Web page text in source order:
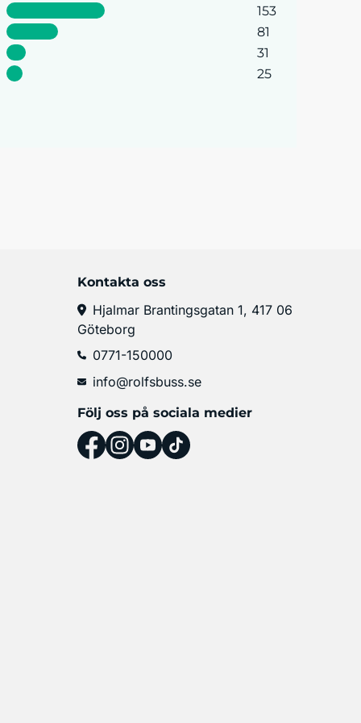
153
81
31
25
Kontakta oss
Hjalmar Brantingsgatan 1, 417 06
Göteborg
0771-150000
info@rolfsbuss.se
Följ oss på sociala medier